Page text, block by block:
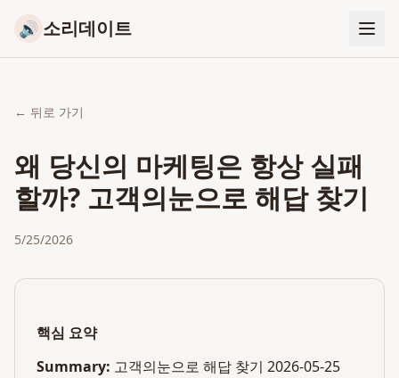
🔊 소리데이트
← 뒤로 가기
왜 당신의 마케팅은 항상 실패
할까? 고객의눈으로 해답 찾기
5/25/2026
핵심 요약
Summary: 고객의눈으로 해답 찾기 2026-05-25